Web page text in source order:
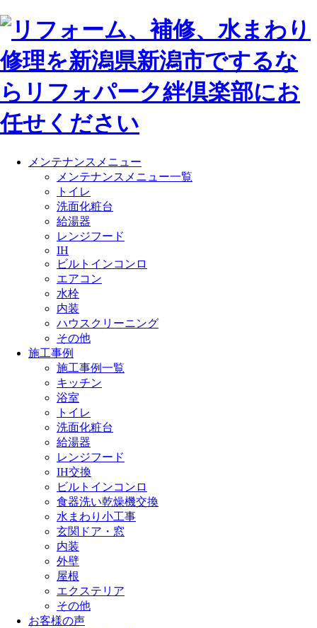
メンテナンスメニュー
メンテナンスメニュー一覧
トイレ
洗面化粧台
給湯器
レンジフード
IH
ビルトインコンロ
エアコン
水栓
内装
ハウスクリーニング
その他
施工事例
施工事例一覧
キッチン
浴室
トイレ
洗面化粧台
給湯器
レンジフード
IH交換
ビルトインコンロ
食器洗い乾燥機交換
水まわり小工事
玄関ドア・窓
内装
外壁
屋根
エクステリア
その他
お客様の声